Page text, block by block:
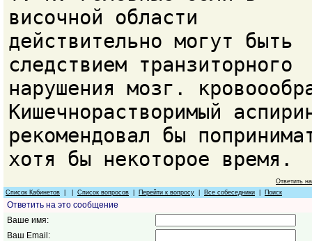
височной области
действительно могут быть
следствием транзиторного
нарушения мозг.
Кишечнорастворимый
рекомендовал бы
хотя бы некоторое время.
Ответить
Список Кабинетов
Список вопросов Перейти к вопросу Все собеседники Поиск
Ответить на это сообщение
Ваше имя:
Ваш Email: